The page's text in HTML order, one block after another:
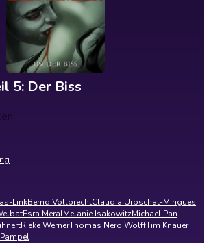
5: Der Biss
LinkBernd VollbrechtClaudia Urbschat-Mingues
Esra MeralMelanie IsakowitzMichael Pan
Rieke WernerThomas Nero WolffTim Knauer